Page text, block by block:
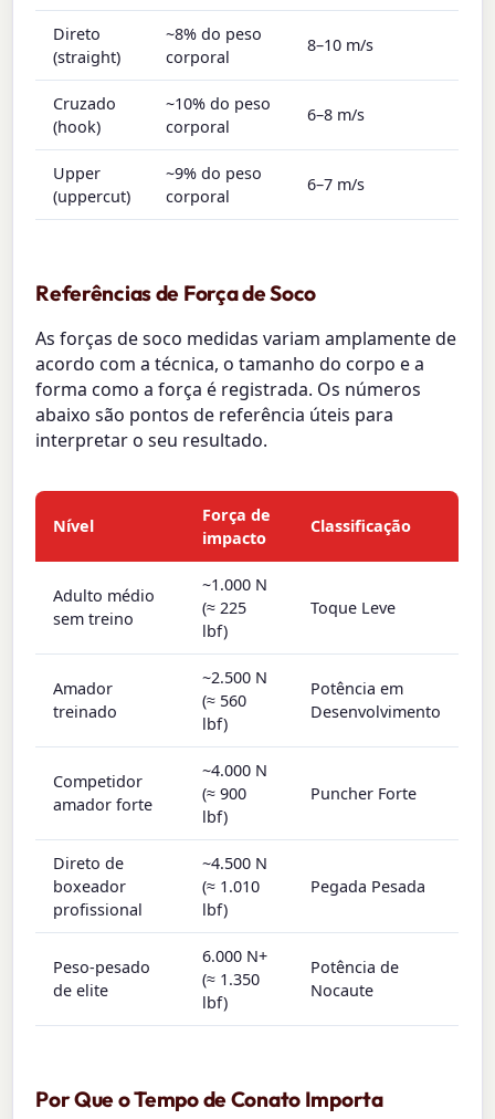
Direto
(straight)
~8% do peso
corporal
8–10 m/s
Cruzado
(hook)
~10% do peso
corporal
6–8 m/s
Upper
(uppercut)
~9% do peso
corporal
6–7 m/s
Referências de Força de Soco
As forças de soco medidas variam amplamente de
acordo com a técnica, o tamanho do corpo e a
forma como a força é registrada. Os números
abaixo são pontos de referência úteis para
interpretar o seu resultado.
Nível
Força de
impacto
Classificação
Adulto médio
sem treino
~1.000 N
(≈ 225
lbf)
Toque Leve
Amador
treinado
~2.500 N
(≈ 560
lbf)
Potência em
Desenvolvimento
Competidor
amador forte
~4.000 N
(≈ 900
lbf)
Puncher Forte
Direto de
boxeador
profissional
~4.500 N
(≈ 1.010
lbf)
Pegada Pesada
Peso-pesado
de elite
6.000 N+
(≈ 1.350
lbf)
Potência de
Nocaute
Por Que o Tempo de Conato Importa